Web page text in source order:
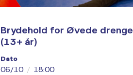
Brydehold for Øvede drenge
(13+ år)
Dato
06/10 / 18:00